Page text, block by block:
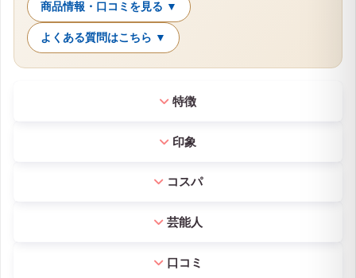
商品情報・口コミを見る ▼
よくある質問はこちら ▼
特徴
印象
コスパ
芸能人
口コミ